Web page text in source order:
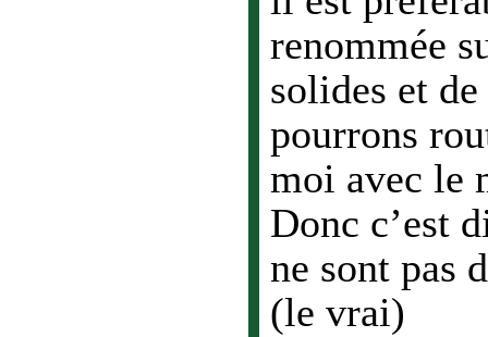
renommée
solides et
pourrons
moi avec le
Donc c’est
ne sont pas
(le vrai)